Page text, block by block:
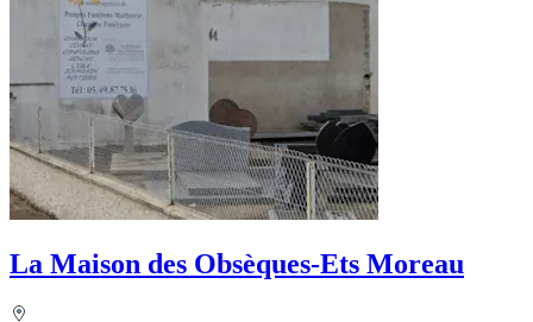
La Maison des Obsèques-Ets Moreau